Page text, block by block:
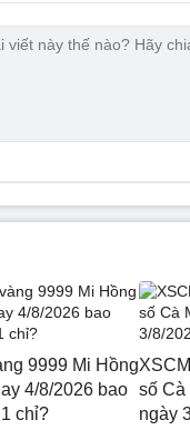
9999 Mi Hồng
4/8/2026 bao
chỉ?
số Cà
ngày